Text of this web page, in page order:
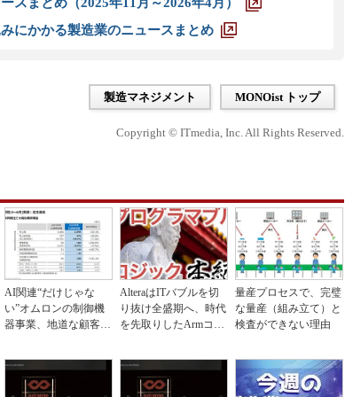
にかかる製造業のニュースまとめ
製造マネジメント MONOist トップ
Copyright © ITmedia, Inc. All Rights Reserved.
AI関連“だけじゃな
い”オムロンの制御機
器事業、地道な顧客基
AlteraはITバブルを切
り抜け全盛期へ、時代
を先取りしたArmコア
量産プロセスで、完璧
な量産（組み立て）と
検査ができない理由